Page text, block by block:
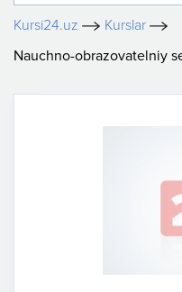
Kursi24.uz
Kurslar
Nauchno-obrazovatelniy